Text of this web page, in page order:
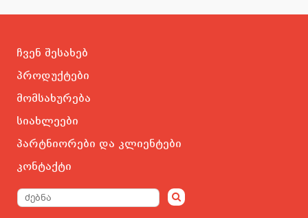
ჩვენ შესახებ
პროდუქტები
მომსახურება
სიახლეები
პარტნიორები და კლიენტები
კონტაქტი